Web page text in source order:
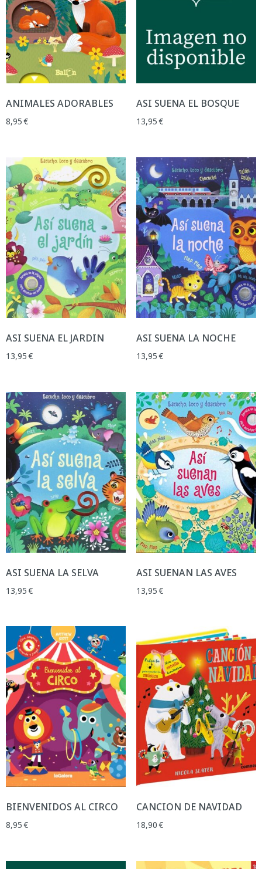
ANIMALES ADORABLES
8,95€
ASI SUENA EL BOSQUE
13,95€
ASI SUENA EL JARDIN
13,95€
ASI SUENA LA NOCHE
13,95€
ASI SUENA LA SELVA
13,95€
ASI SUENAN LAS AVES
13,95€
BIENVENIDOS AL CIRCO
8,95€
CANCION DE NAVIDAD
18,90€